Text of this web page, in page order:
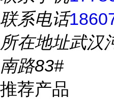
联系电话
所在地址武汉
南路83#
推荐产品